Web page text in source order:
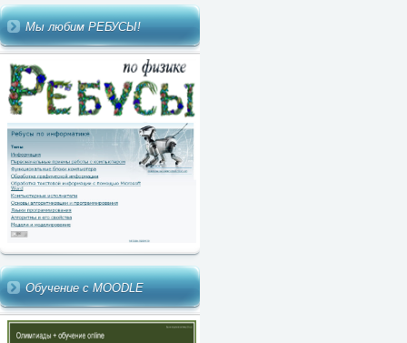
Мы любим РЕБУСЫ!
Обучение с MOODLE